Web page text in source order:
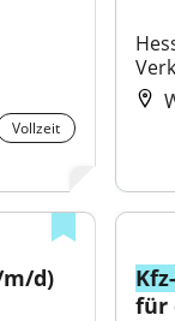
Vollzeit
d)
für